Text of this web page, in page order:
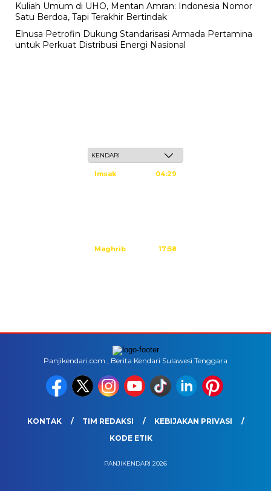
Kuliah Umum di UHO, Mentan Amran: Indonesia Nomor
Satu Berdoa, Tapi Terakhir Bertindak
Elnusa Petrofin Dukung Standarisasi Armada Pertamina
untuk Perkuat Distribusi Energi Nasional
Imsak 04:29
Maghrib 17:58
Panjikendari.com , Berita Kendari Sulawesi Tenggara
KONTAK TIM REDAKSI
KEBIJAKAN PRIVASI
KODE ETIK
PANJIKENDARI 2026